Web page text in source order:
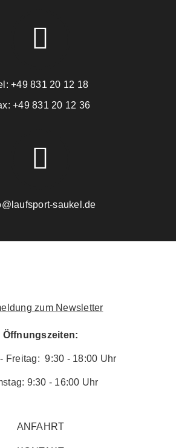
+49 831 20 12 18
+49 831 20 12 36
saukel.de
zum Newsletter
Öffnungszeiten:
Freitag: 9:30 - 18:00 Uhr
9:30 - 16:00 Uhr
ANFAHRT